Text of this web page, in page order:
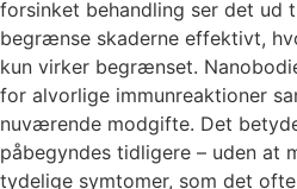
forsinket behandling ser det ud
begrænse skaderne effektivt,
kun virker begrænset.
for alvorlige immunreaktioner
nuværende modgifte. Det
påbegyndes tidligere – uden at
tydelige symtomer, som det